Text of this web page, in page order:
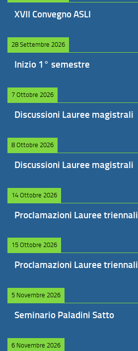
XVII Convegno ASLI
28 Settembre 2026
Inizio 1° semestre
7 Ottobre 2026
Discussioni Lauree magistrali
8 Ottobre 2026
Discussioni Lauree magistrali
14 Ottobre 2026
Proclamazioni Lauree triennali
15 Ottobre 2026
Proclamazioni Lauree triennali
5 Novembre 2026
Seminario Paladini Satto
6 Novembre 2026